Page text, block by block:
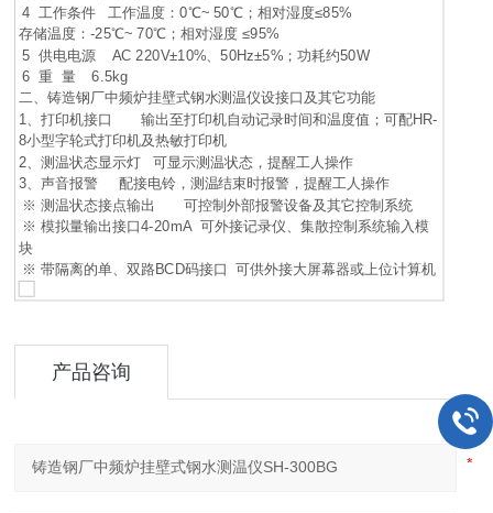
4 工作条件 工作温度：0℃~ 50℃；相对湿度≤85%
存储温度：-25℃~ 70℃；相对湿度 ≤95%
5 供电电源 AC 220V±10%、50Hz±5%；功耗约50W
6 重 量 6.5kg
二、铸造钢厂中频炉挂壁式钢水测温仪设接口及其它功能
1、打印机接口 输出至打印机自动记录时间和温度值；可配HR-
8小型字轮式打印机及热敏打印机
2、测温状态显示灯 可显示测温状态，提醒工人操作
3、声音报警 配接电铃，测温结束时报警，提醒工人操作
※ 测温状态接点输出 可控制外部报警设备及其它控制系统
※ 模拟量输出接口4-20mA 可外接记录仪、集散控制系统输入模
块
※ 带隔离的单、双路BCD码接口 可供外接大屏幕器或上位计算机
产品咨询